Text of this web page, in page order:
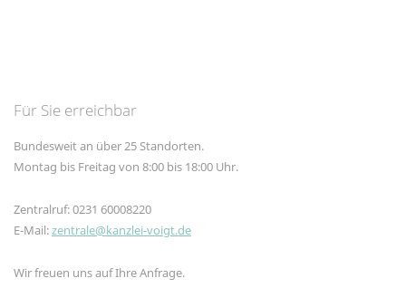
Für Sie erreichbar
Bundesweit an über 25 Standorten.
Montag bis Freitag von 8:00 bis 18:00 Uhr.
Zentralruf: 0231 60008220
E-Mail:zentrale@kanzlei-voigt.de
Wir freuen uns auf Ihre Anfrage.